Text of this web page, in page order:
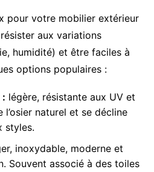
pour votre mobilier extérieur
aux variations
humidité) et être faciles à
options populaires :
: légère, résistante aux UV et
l’osier naturel et se décline
styles.
inoxydable, moderne et
Souvent associé à des toiles